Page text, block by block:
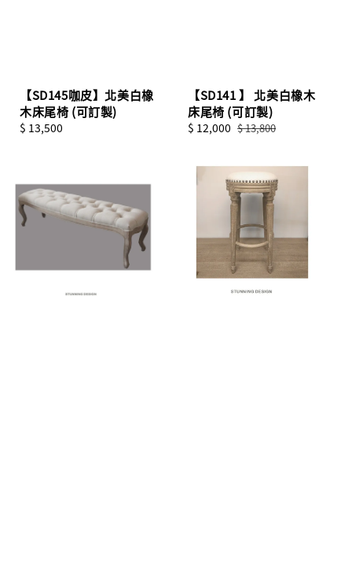
【SD145咖皮】北美白橡
木床尾椅 (可訂製)
Regular
$ 13,500
【SD141 】 北美白橡木
床尾椅 (可訂製)
Sale
$ 12,000 Regular
$ 13,800